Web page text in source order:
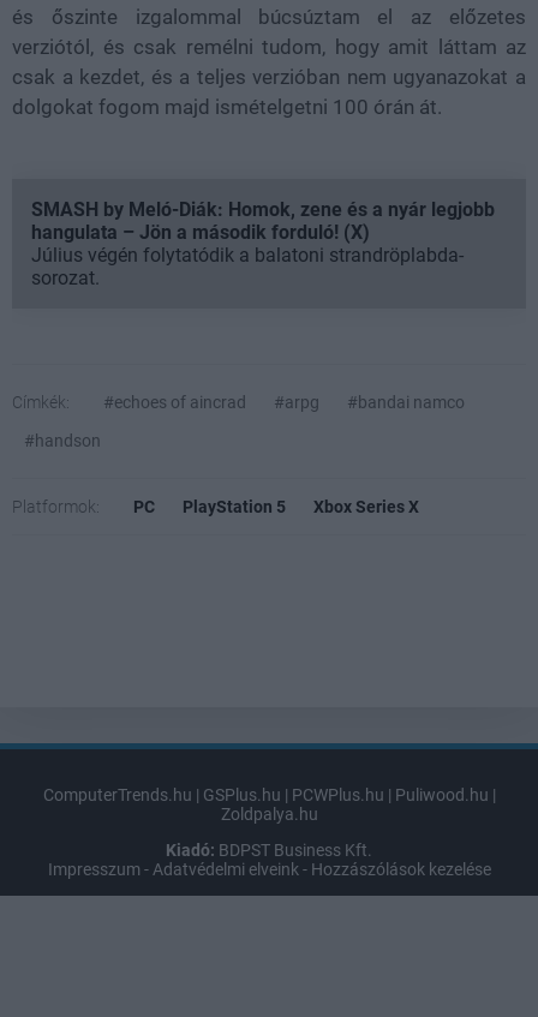
és őszinte izgalommal búcsúztam el az előzetes
verziótól, és csak remélni tudom, hogy amit láttam az
csak a kezdet, és a teljes verzióban nem ugyanazokat a
dolgokat fogom majd ismételgetni 100 órán át.
SMASH by Meló-Diák: Homok, zene és a nyár legjobb
hangulata – Jön a második forduló! (X)
Július végén folytatódik a balatoni strandröplabda-
sorozat.
Címkék: #echoes of aincrad #arpg
#bandai namco
#handson
Platformok: PC PlayStation 5 Xbox Series X
ComputerTrends.hu | GSPlus.hu | PCWPlus.hu | Puliwood.hu |
Zoldpalya.hu
Kiadó: BDPST Business Kft.
Impresszum - Adatvédelmi elveink - Hozzászólások kezelése